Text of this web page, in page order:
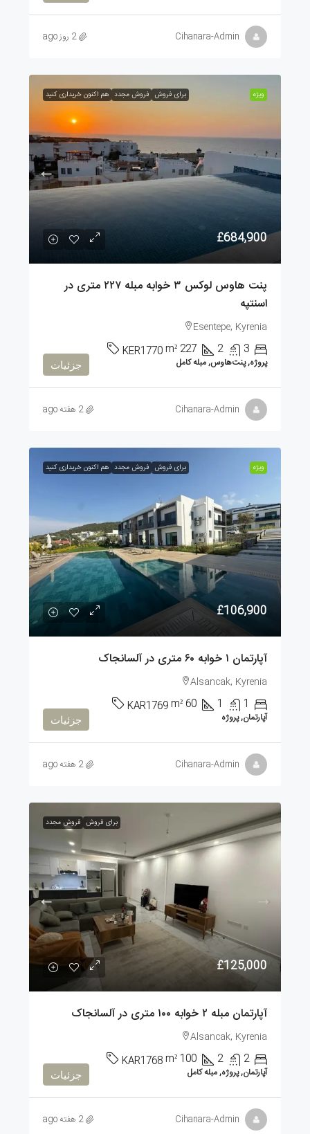
Cihanara-Admin 2 روز ago
ویژه برای فروش فروش مجدد هم اکنون خریداری کنید
£684,900
پنت هاوس لوکس ۳ خوابه مبله ۲۲۷ متری در
اسنتپه
Esentepe, Kyrenia
3
2
227
m²
KER1770
پروژه, پنت‌هاوس, مبله کامل جزئیات
Cihanara-Admin 2 هفته ago
ویژه برای فروش فروش مجدد هم اکنون خریداری کنید
£106,900
آپارتمان ۱ خوابه ۶۰ متری در آلسانجاک
Alsancak, Kyrenia
1
1
60
m²
KAR1769
آپارتمان, پروژه جزئیات
Cihanara-Admin 2 هفته ago
برای فروش فروش مجدد
£125,000
آپارتمان مبله ۲ خوابه ۱۰۰ متری در آلسانجاک
Alsancak, Kyrenia
2
2
100
m²
KAR1768
آپارتمان, پروژه, مبله کامل جزئیات
Cihanara-Admin 2 هفته ago